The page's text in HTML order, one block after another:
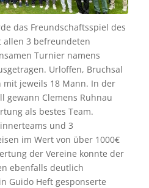
das Freundschaftsspiel des
allen 3 befreundeten
Turnier namens
Urloffen, Bruchsal
jeweils 18 Mann. In der
gewann Clemens Ruhnau
als bestes Team.
und 3
im Wert von über 1000€
der Vereine konnte der
ebenfalls deutlich
Guido Heft gesponserte